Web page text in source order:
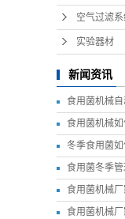
空气过滤
实验器材
新闻资讯
食用菌机械
食用菌机械
冬季食用菌
食用菌冬季
食用菌机械
食用菌机械